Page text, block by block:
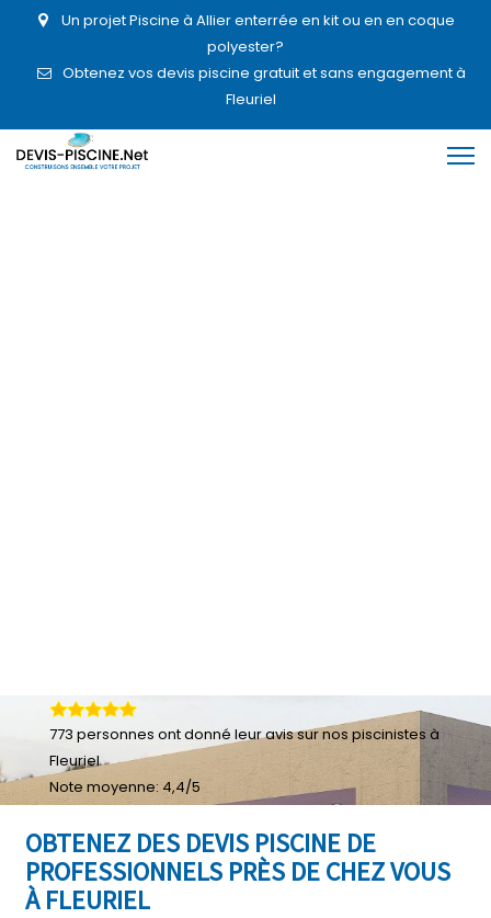
Un projet Piscine à Allier enterrée en kit ou en en coque
polyester?
Obtenez vos devis piscine gratuit et sans engagement à
Fleuriel
OBTENEZ DES DEVIS PISCINE DE
PROFESSIONNELS PRÈS DE CHEZ VOUS
À FLEURIEL
773 personnes ont donné leuravis sur nos piscinistes à
Fleuriel
Note moyenne: 4,4/5